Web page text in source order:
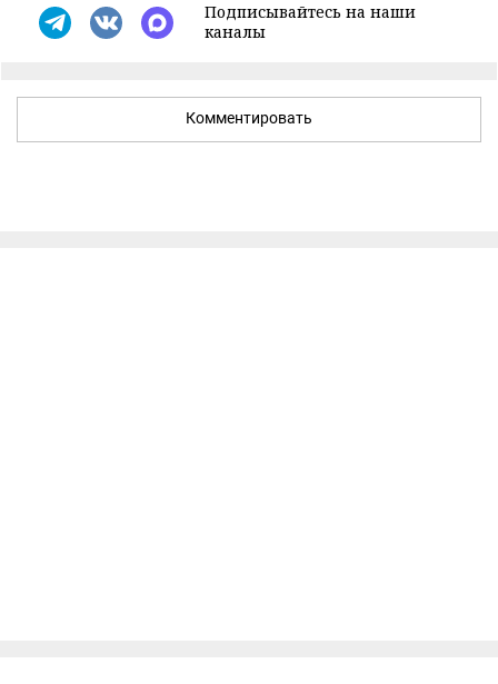
Подписывайтесь на наши
каналы
Комментировать